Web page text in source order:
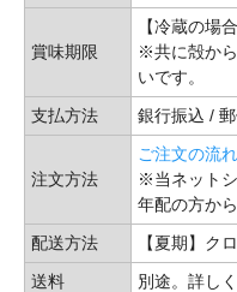
賞味期限
【冷蔵の場
※共に殻か
いです。
支払方法
銀行振込 /
注文方法
ご注文の流れ
※当ネット
年配の方か
配送方法
【夏期】
送料
別途。詳し